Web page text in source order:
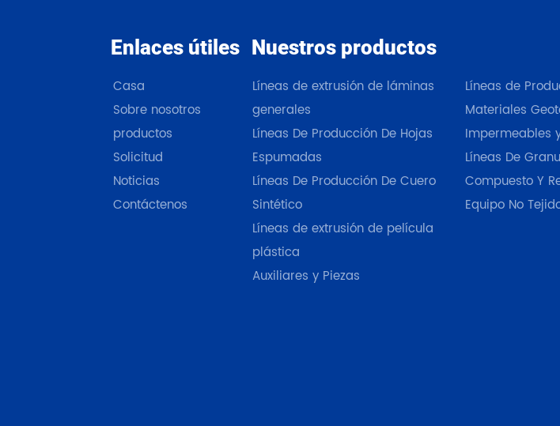
Enlaces útiles
Casa
Sobre nosotros
productos
Solicitud
Noticias
Contáctenos
Nuestros productos
Líneas de extrusión de láminas
generales
Líneas De Producción De Hojas
Espumadas
Líneas De Producción De Cuero
Sintético
Líneas de extrusión de película
plástica
Auxiliares y Piezas
Líneas de
Materiales
Impermeables
Líneas De
Compuesto Y
Equipo No